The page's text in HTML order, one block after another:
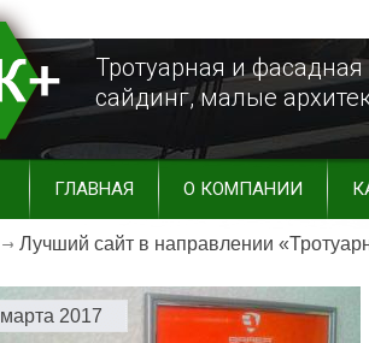
Тротуарная и
сайдинг, малые
ГЛАВНАЯ О КОМПАНИИ
Лучший сайт в направлении
марта 2017